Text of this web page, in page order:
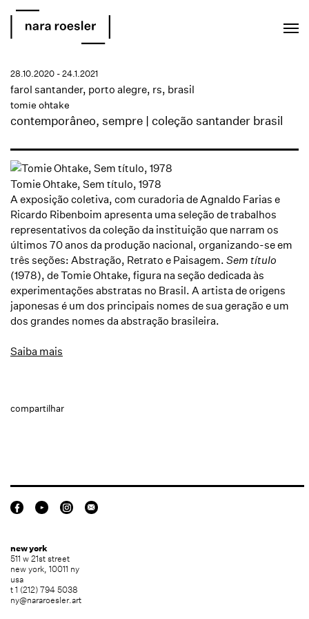
contemporâneo, sempre | coleção santander brasil
tomie ohtake
farol santander, porto alegre, rs, brasil
28.10.2020 - 24.1.2021
Tomie Ohtake, Sem título, 1978
A exposição coletiva, com curadoria de Agnaldo Farias e
Ricardo Ribenboim apresenta uma seleção de trabalhos
representativos da coleção da instituição que narram os
últimos 70 anos da produção nacional, organizando-se em
três seções: Abstração, Retrato e Paisagem. Sem título
(1978), de Tomie Ohtake, figura na seção dedicada às
experimentações abstratas no Brasil. A artista de origens
japonesas é um dos principais nomes de sua geração e um
dos grandes nomes da abstração brasileira.
Saiba mais
compartilhar
new york
511 w 21st street
new york, 10011 ny
usa
t 1 (212) 794 5038
ny@nararoesler.art